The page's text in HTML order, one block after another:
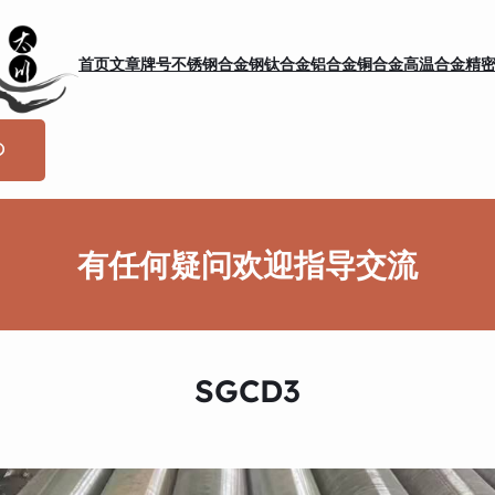
首页文章牌号不锈钢合金钢钛合金铝合金铜合金高温合金精
有任何疑问欢迎指导交流
SGCD3